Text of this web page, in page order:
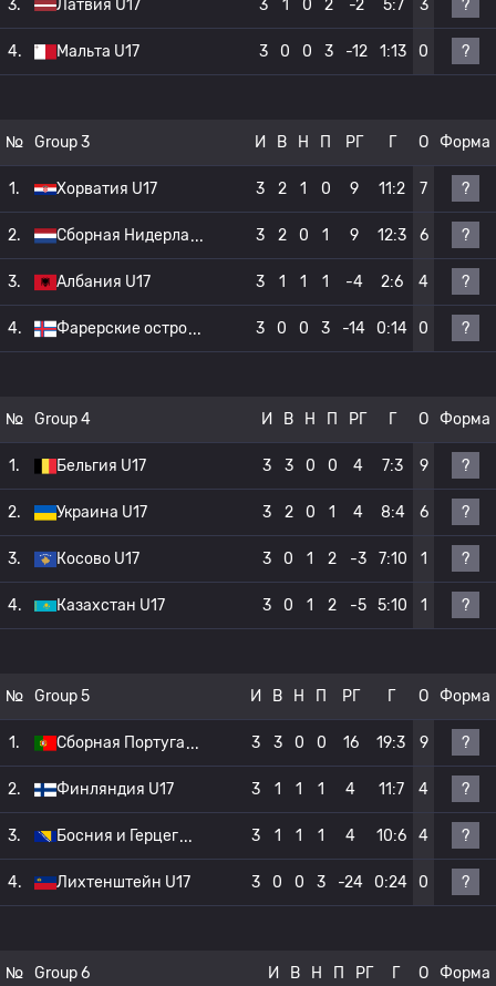
3. Латвия U17 3 1 0 2 -2 5:7 3 ?
4. Мальта U17 3 0 0 3 -12 1:13 0 ?
№ Group 3 И В Н П РГ Г О Форма
1. Хорватия U17 3 2 1 0 9 11:2 7 ?
2. Сборная Нидерла 3 2 0 1 9 12:3 6 ?
3. Албания U17 3 1 1 1 -4 2:6 4 ?
4. Фарерские остро 3 0 0 3 -14 0:14 0 ?
№ Group 4 И В Н П РГ Г О Форма
1. Бельгия U17 3 3 0 0 4 7:3 9 ?
2. Украина U17 3 2 0 1 4 8:4 6 ?
3. Косово U17 3 0 1 2 -3 7:10 1 ?
4. Казахстан U17 3 0 1 2 -5 5:10 1 ?
№ Group 5 И В Н П РГ Г О Форма
1. Сборная Португа 3 3 0 0 16 19:3 9 ?
2. Финляндия U17 3 1 1 1 4 11:7 4 ?
3. Босния и Герцег 3 1 1 1 4 10:6 4 ?
4. Лихтенштейн U17 3 0 0 3 -24 0:24 0 ?
№ Group 6 И В Н П РГ Г О Форма